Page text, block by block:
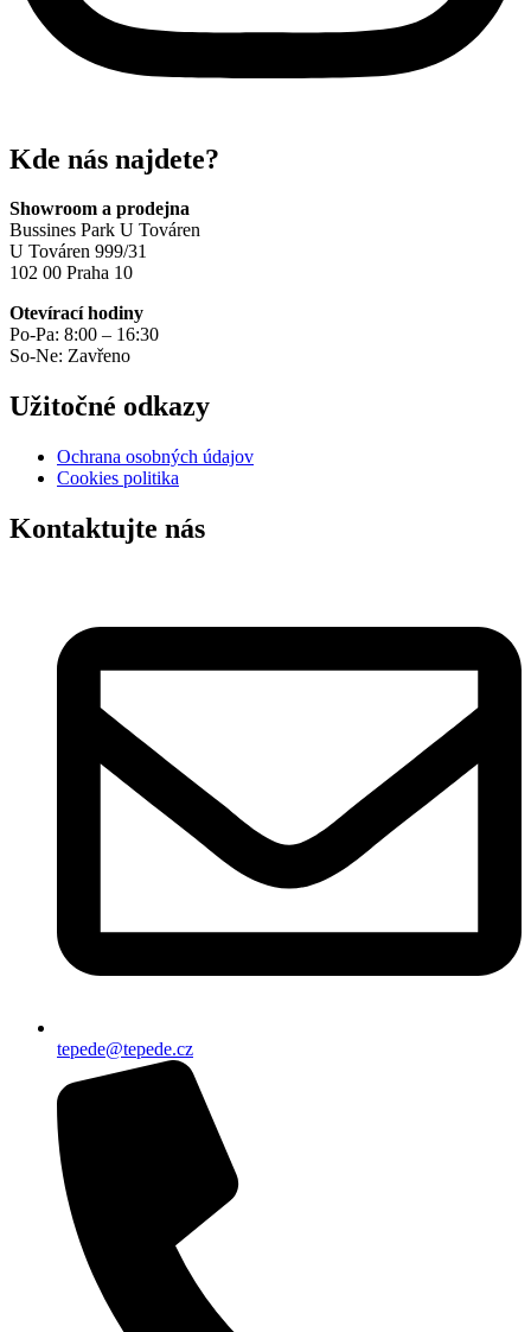
Kde nás najdete?
Showroom a prodejna
Bussines Park U Továren
U Továren 999/31
102 00 Praha 10
Otevírací hodiny
Po-Pa: 8:00 – 16:30
So-Ne: Zavřeno
Užitočné odkazy
Ochrana osobných údajov
Cookies politika
Kontaktujte nás
tepede@tepede.cz